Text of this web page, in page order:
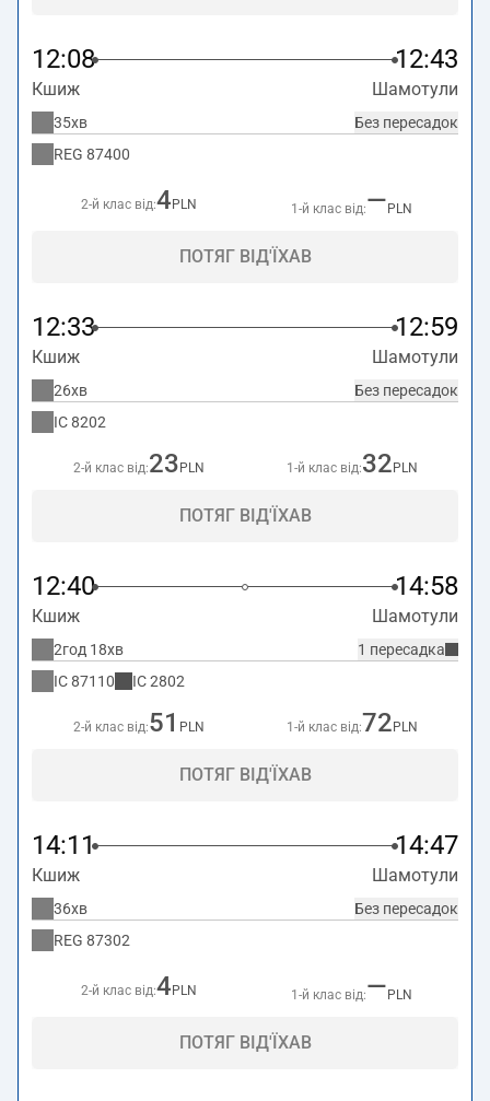
12:08 12:43
Кшиж Шамотули
Без пересадок
35хв
REG 87400
2-й клас від:4 PLN 1-й клас від:— PLN
ПОТЯГ ВІД'ЇХАВ
12:33 12:59
Кшиж Шамотули
Без пересадок
26хв
IC8202
2-й клас від:23 PLN 1-й клас від:32 PLN
ПОТЯГ ВІД'ЇХАВ
12:40 14:58
Кшиж Шамотули
1 пересадка
2год 18хв
IC87110 IC2802
2-й клас від:51 PLN 1-й клас від:72 PLN
ПОТЯГ ВІД'ЇХАВ
14:11 14:47
Кшиж Шамотули
Без пересадок
36хв
REG 87302
2-й клас від:4 PLN 1-й клас від:— PLN
ПОТЯГ ВІД'ЇХАВ